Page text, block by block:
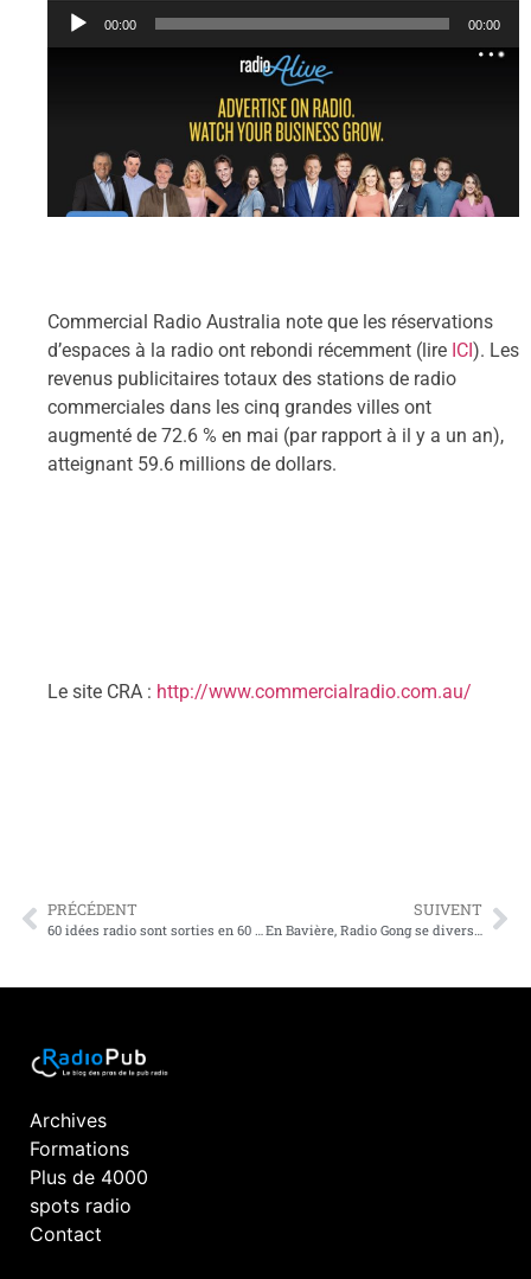
Lecteur
00:00 00:00
Commercial Radio Australia note que les réservations
d’espaces à la radio ont rebondi récemment (lire ICI). Les
revenus publicitaires totaux des stations de radio
commerciales dans les cinq grandes villes ont
augmenté de 72.6 % en mai (par rapport à il y a un an),
atteignant 59.6 millions de dollars.
Le site CRA : http://www.commercialradio.com.au/
PRÉCÉDENT SUIVENT
Archives
Formations
Plus de 4000
spots radio
Contact